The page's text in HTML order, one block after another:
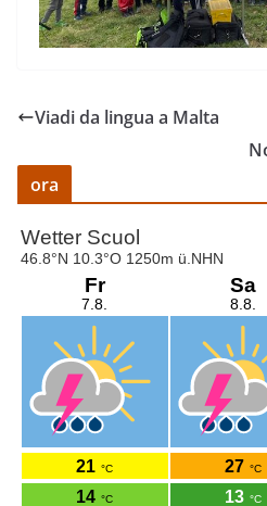
Viadi da lingua a Malta
ora